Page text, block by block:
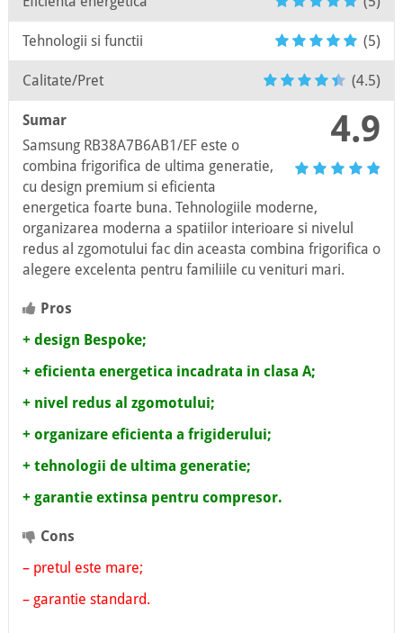
Tehnologii si functii (5)
Calitate/Pret (4.5)
4.9
Sumar
Samsung RB38A7B6AB1/EF este o
combina frigorifica de ultima generatie,
cu design premium si eficienta
energetica foarte buna. Tehnologiile moderne,
organizarea moderna a spatiilor interioare si nivelul
redus al zgomotului fac din aceasta combina frigorifica o
alegere excelenta pentru familiile cu venituri mari.
Pros
+ design Bespoke;
+ eficienta energetica incadrata in clasa A;
+ nivel redus al zgomotului;
+ organizare eficienta a frigiderului;
+ tehnologii de ultima generatie;
+ garantie extinsa pentru compresor.
Cons
– pretul este mare;
– garantie standard.